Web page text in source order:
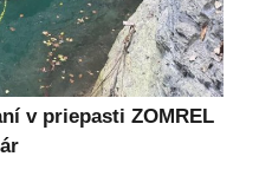
v priepasti ZOMREL